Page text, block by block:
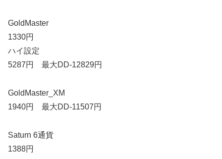
GoldMaster
1330円
ハイ設定
5287円 最大DD-12829円
GoldMaster_XM
1940円 最大DD-11507円
Saturn 6通貨
1388円